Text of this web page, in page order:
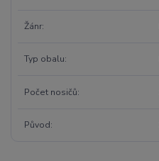
Žánr
Typ obalu
Počet nosičů
Původ